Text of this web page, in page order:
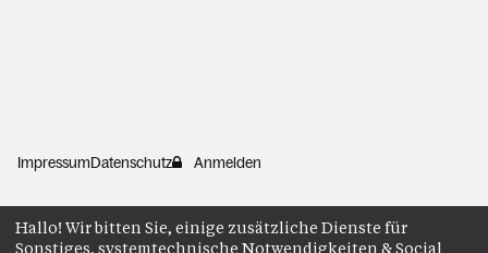
ImpressumDatenschutz Anmelden
Hallo! Wir bitten Sie, einige zusätzliche Dienste für
Sonstiges, systemtechnische Notwendigkeiten & Social